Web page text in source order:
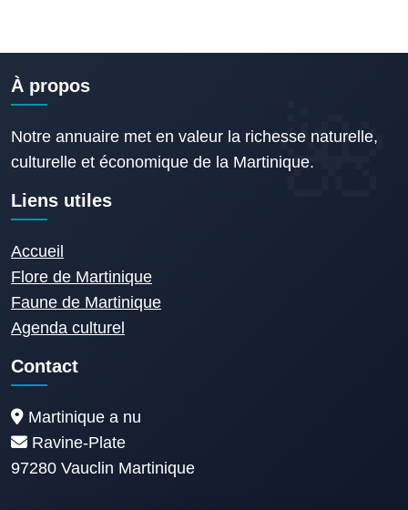
À propos
Notre annuaire met en valeur la richesse naturelle,
culturelle et économique de la Martinique.
Liens utiles
Accueil
Flore de Martinique
Faune de Martinique
Agenda culturel
Contact
Martinique a nu
Ravine-Plate
97280 Vauclin Martinique